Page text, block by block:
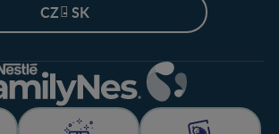
CZ - SK